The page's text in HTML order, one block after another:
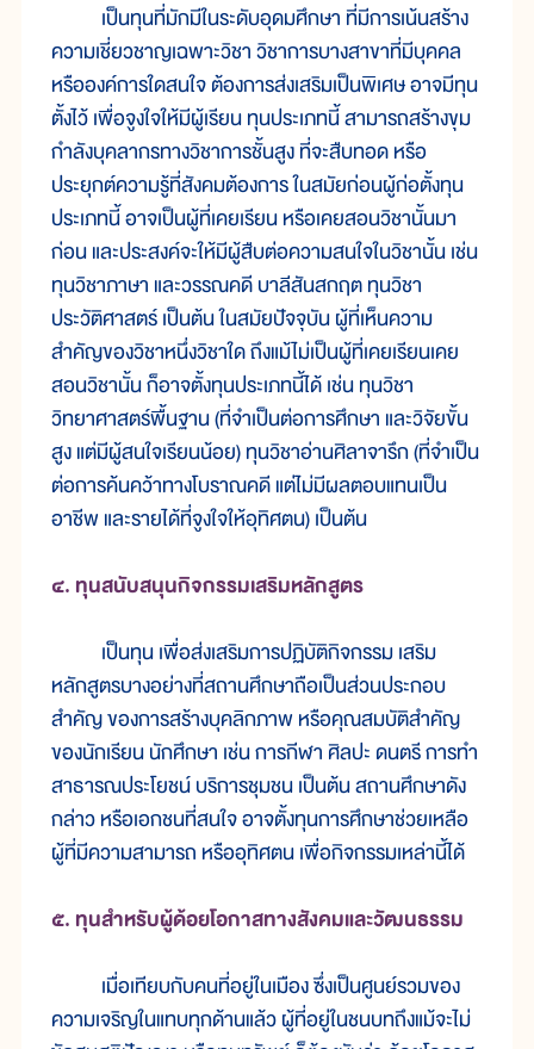
เป็นทุนที่มักมีในระดับอุดมศึกษา ที่มีการเน้นสร้าง
ความเชี่ยวชาญเฉพาะวิชา วิชาการบางสาขาที่มีบุคคล
หรือองค์การใดสนใจ ต้องการส่งเสริมเป็นพิเศษ อาจมีทุน
ตั้งไว้ เพื่อจูงใจให้มีผู้เรียน ทุนประเภทนี้ สามารถสร้างขุม
กำลังบุคลากรทางวิชาการชั้นสูง ที่จะสืบทอด หรือ
ประยุกต์ความรู้ที่สังคมต้องการ ในสมัยก่อนผู้ก่อตั้งทุน
ประเภทนี้ อาจเป็นผู้ที่เคยเรียน หรือเคยสอนวิชานั้นมา
ก่อน และประสงค์จะให้มีผู้สืบต่อความสนใจในวิชานั้น เช่น
ทุนวิชาภาษา และวรรณคดี บาลีสันสกฤต ทุนวิชา
ประวัติศาสตร์ เป็นต้น ในสมัยปัจจุบัน ผู้ที่เห็นความ
สำคัญของวิชาหนึ่งวิชาใด ถึงแม้ไม่เป็นผู้ที่เคยเรียนเคย
สอนวิชานั้น ก็อาจตั้งทุนประเภทนี้ได้ เช่น ทุนวิชา
วิทยาศาสตร์พื้นฐาน (ที่จำเป็นต่อการศึกษา และวิจัยขั้น
สูง แต่มีผู้สนใจเรียนน้อย) ทุนวิชาอ่านศิลาจารึก (ที่จำเป็น
ต่อการค้นคว้าทางโบราณคดี แต่ไม่มีผลตอบแทนเป็น
อาชีพ และรายได้ที่จูงใจให้อุทิศตน) เป็นต้น
๔. ทุนสนับสนุนกิจกรรมเสริมหลักสูตร
เป็นทุน เพื่อส่งเสริมการปฏิบัติกิจกรรม เสริม
หลักสูตรบางอย่างที่สถานศึกษาถือเป็นส่วนประกอบ
สำคัญ ของการสร้างบุคลิกภาพ หรือคุณสมบัติสำคัญ
ของนักเรียน นักศึกษา เช่น การกีฬา ศิลปะ ดนตรี การทำ
สาธารณประโยชน์ บริการชุมชน เป็นต้น สถานศึกษาดัง
กล่าว หรือเอกชนที่สนใจ อาจตั้งทุนการศึกษาช่วยเหลือ
ผู้ที่มีความสามารถ หรืออุทิศตน เพื่อกิจกรรมเหล่านี้ได้
๕. ทุนสำหรับผู้ด้อยโอกาสทางสังคมและวัฒนธรรม
เมื่อเทียบกับคนที่อยู่ในเมือง ซึ่งเป็นศูนย์รวมของ
ความเจริญในแทบทุกด้านแล้ว ผู้ที่อยู่ในชนบทถึงแม้จะไม่